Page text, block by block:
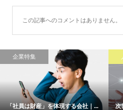
この記事へのコメントはありません。
企業特集
「社員は財産」を体現する会社｜... 次